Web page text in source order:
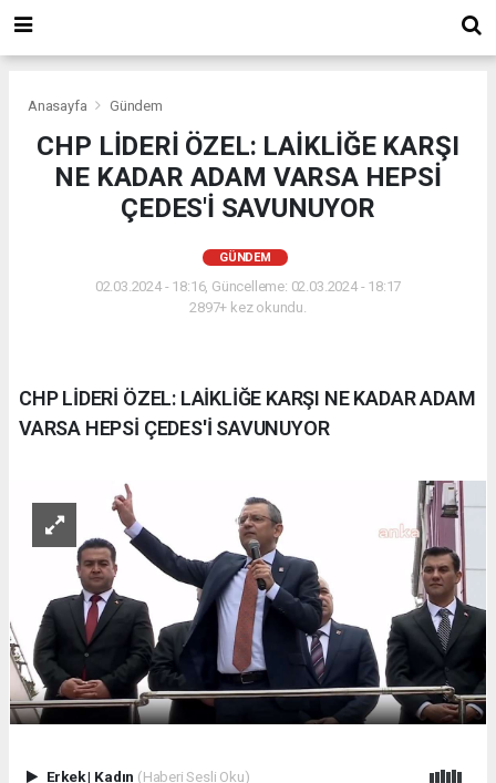
Anasayfa Gündem
CHP LİDERİ ÖZEL: LAİKLİĞE KARŞI
NE KADAR ADAM VARSA HEPSİ
ÇEDES'İ SAVUNUYOR
GÜNDEM
02.03.2024 - 18:16, Güncelleme: 02.03.2024 - 18:17
2897+ kez okundu.
CHP LİDERİ ÖZEL: LAİKLİĞE KARŞI NE KADAR ADAM
VARSA HEPSİ ÇEDES'İ SAVUNUYOR
Erkek| Kadın (Haberi Sesli Oku)